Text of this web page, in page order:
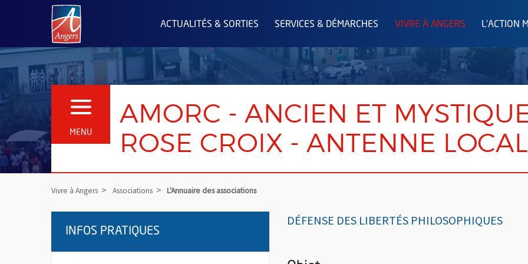
Angers.fr : Retour à l'accueil
ACTUALITÉS & SORTIES SERVICES & DÉMARCHES VIVRE À ANGERS L'ACTION
MENU
OUVRIR LE MENU
AMORC - ANCIEN ET
ROSE CROIX - ANTENNE
Vivre à Angers Associations L'Annuaire des associations
DÉFENSE DES LIBERTÉS PHILOSOPHIQUES
INFOS PRATIQUES